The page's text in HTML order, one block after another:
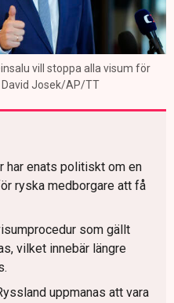
vill stoppa alla visum för
David Josek/AP/TT
har enats politiskt om en
ryska medborgare att få
som gällt
vilket innebär längre
uppmanas att vara